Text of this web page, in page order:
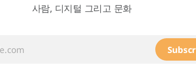
사람, 디지털 그리고 문화